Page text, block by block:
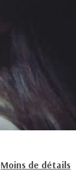
Moins de détails